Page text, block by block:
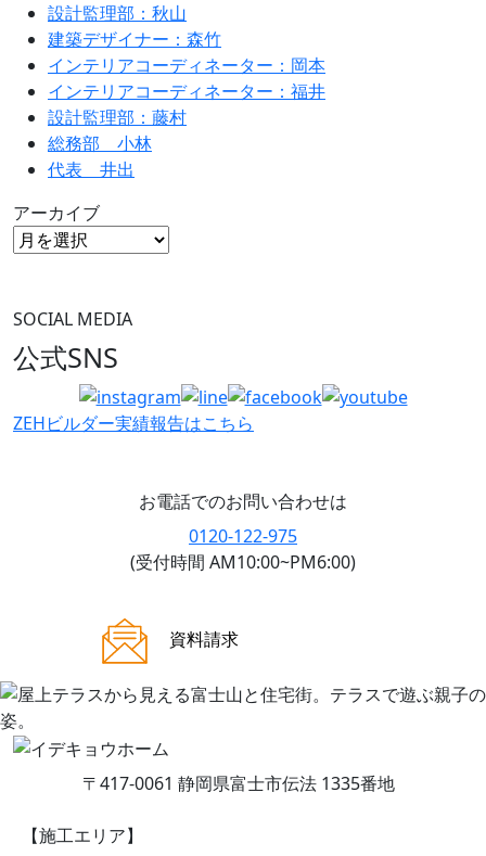
設計監理部：秋山
建築デザイナー：森竹
インテリアコーディネーター：岡本
インテリアコーディネーター：福井
設計監理部：藤村
総務部 小林
代表 井出
アーカイブ
SOCIAL MEDIA
公式SNS
ZEHビルダー実績報告はこちら
お電話でのお問い合わせは
0120-122-975
(受付時間 AM10:00~PM6:00)
資料請求
〒417-0061 静岡県富士市伝法 1335番地
【施工エリア】